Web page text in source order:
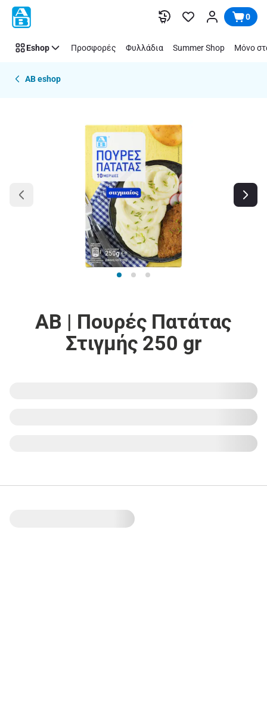
Παράλειψη 0
Eshop Προσφορές Φυλλάδια Summer Shop Μόνο
AB eshop
ΑΒ | Πουρές Πατάτας
Στιγμής 250 gr